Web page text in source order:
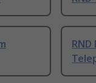
RND